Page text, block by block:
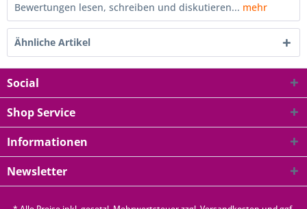
Bewertungen lesen, schreiben und diskutieren... mehr
Ähnliche Artikel
Social
Shop Service
Informationen
Newsletter